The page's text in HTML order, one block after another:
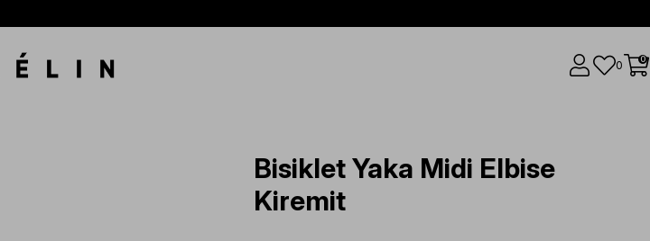
0 0
Bisiklet Yaka Midi Elbise
Kiremit